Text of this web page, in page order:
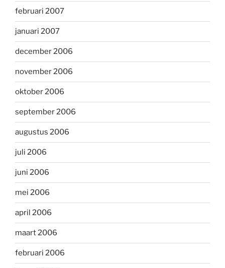
februari 2007
januari 2007
december 2006
november 2006
oktober 2006
september 2006
augustus 2006
juli 2006
juni 2006
mei 2006
april 2006
maart 2006
februari 2006